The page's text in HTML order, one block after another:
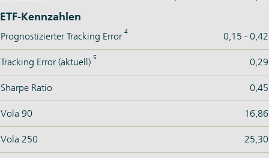
ETF-Kennzahlen
Prognostizierter Tracking Error 4 0,15 - 0,42
Tracking Error (aktuell) 5 0,29
Sharpe Ratio 0,45
Vola 90 16,86
Vola 250 25,30